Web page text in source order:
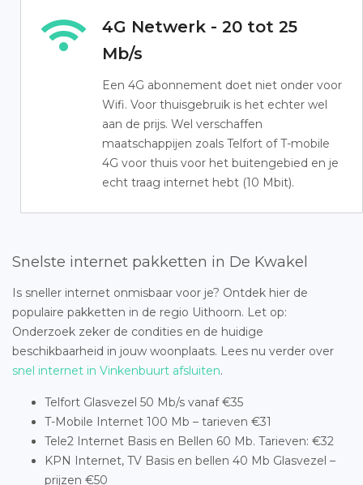
4G Netwerk - 20 tot 25
Mb/s
Een 4G abonnement doet niet onder voor
Wifi. Voor thuisgebruik is het echter wel
aan de prijs. Wel verschaffen
maatschappijen zoals Telfort of T-mobile
4G voor thuis voor het buitengebied en je
echt traag internet hebt (10 Mbit).
Snelste internet pakketten in De Kwakel
Is sneller internet onmisbaar voor je? Ontdek hier de
populaire pakketten in de regio Uithoorn. Let op:
Onderzoek zeker de condities en de huidige
beschikbaarheid in jouw woonplaats. Lees nu verder over
snel internet in Vinkenbuurt afsluiten.
Telfort Glasvezel 50 Mb/s vanaf €35
T-Mobile Internet 100 Mb – tarieven €31
Tele2 Internet Basis en Bellen 60 Mb. Tarieven: €32
KPN Internet, TV Basis en bellen 40 Mb Glasvezel –
prijzen €50